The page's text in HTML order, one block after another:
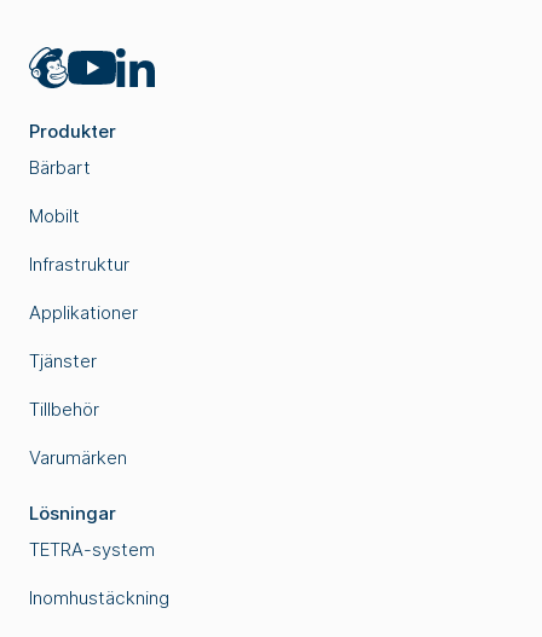
Mailchimp
YouTubeLinkedIn
Produkter
Bärbart
Mobilt
Infrastruktur
Applikationer
Tjänster
Tillbehör
Varumärken
Lösningar
TETRA-system
Inomhustäckning